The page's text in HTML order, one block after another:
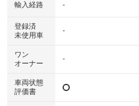
輸入経路 -
登録済
未使用車
-
ワン
オーナー
-
車両状態
評価書